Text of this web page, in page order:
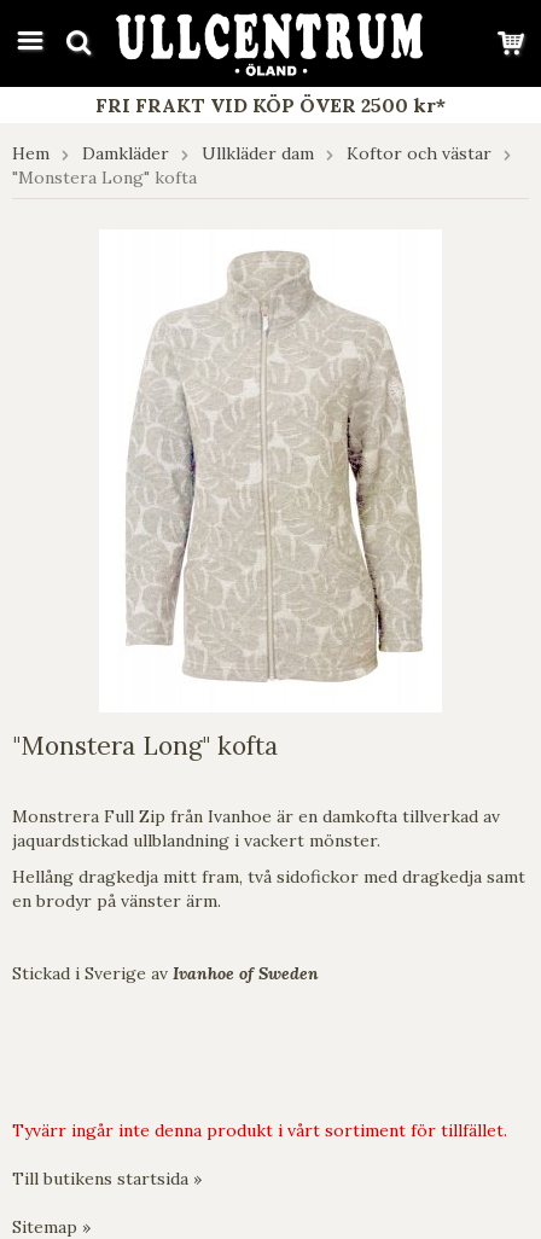
google-site-verification: google7e4b1026db5d9f32.html
FRI FRAKT VID KÖP ÖVER 2500 kr*
Hem Damkläder Ullkläder dam
Koftor och västar
"Monstera Long" kofta
"Monstera Long" kofta
Monstrera Full Zip från Ivanhoe är en damkofta tillverkad av
jaquardstickad ullblandning i vackert mönster.
Hellång dragkedja mitt fram, två sidofickor med dragkedja samt
en brodyr på vänster ärm.
Stickad i Sverige av Ivanhoe of Sweden
Tyvärr ingår inte denna produkt i vårt sortiment för tillfället.
Till butikens startsida »
Sitemap »